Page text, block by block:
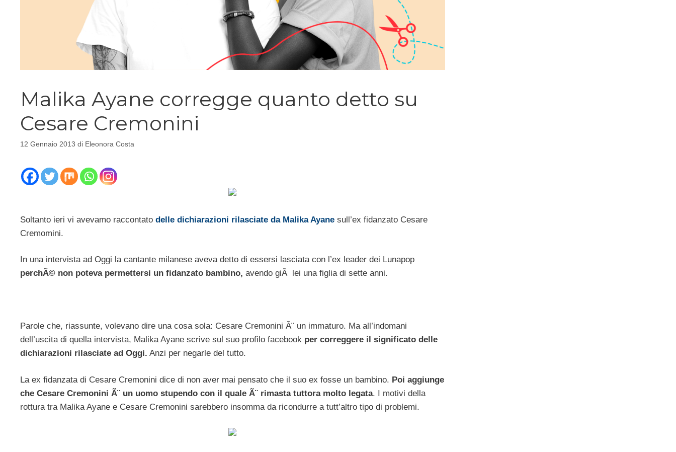
Malika Ayane corregge quanto detto su
Cesare Cremonini
12 Gennaio 2013 di Eleonora Costa
Soltanto ieri vi avevamo raccontato delle dichiarazioni rilasciate da Malika Ayane sull’ex fidanzato Cesare
Cremomini.
In una intervista ad Oggi la cantante milanese aveva detto di essersi lasciata con l’ex leader dei Lunapop
perchÃ© non poteva permettersi un fidanzato bambino, avendo giÃ lei una figlia di sette anni.
Parole che, riassunte, volevano dire una cosa sola: Cesare Cremonini Ã¨ un immaturo. Ma all’indomani
dell’uscita di quella intervista, Malika Ayane scrive sul suo profilo facebook per correggere il significato delle
dichiarazioni rilasciate ad Oggi. Anzi per negarle del tutto.
La ex fidanzata di Cesare Cremonini dice di non aver mai pensato che il suo ex fosse un bambino. Poi aggiunge
che Cesare Cremonini Ã¨ un uomo stupendo con il quale Ã¨ rimasta tuttora molto legata. I motivi della
rottura tra Malika Ayane e Cesare Cremonini sarebbero insomma da ricondurre a tutt’altro tipo di problemi.